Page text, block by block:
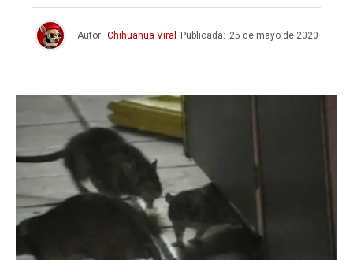
Autor: Chihuahua Viral Publicada: 25 de mayo de 2020